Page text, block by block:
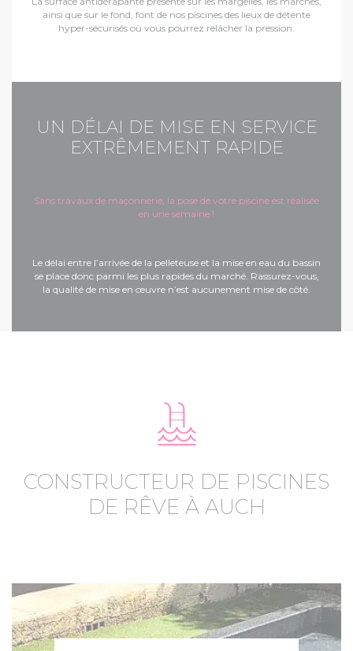
UN DÉLAI DE MISE EN SERVICE
EXTRÊMEMENT RAPIDE
Sans travaux de maçonnerie, la pose de votre piscine est réalisée
en une semaine !
Le délai entre l’arrivée de la pelleteuse et la mise en eau du bassin
se place donc parmi les plus rapides du marché. Rassurez-vous,
la qualité de mise en œuvre n’est aucunement mise de côté.
ainsi que sur le fond, font de nos piscines des lieux de détente
hyper-sécurisés où vous pourrez relâcher la pression.
CONSTRUCTEUR DE PISCINES
DE RÊVE À AUCH